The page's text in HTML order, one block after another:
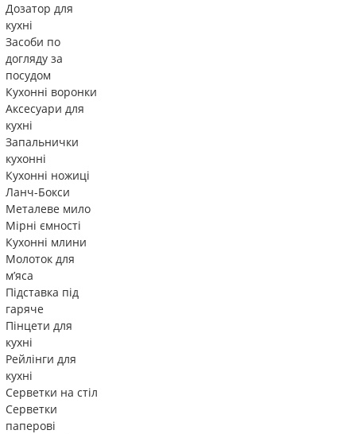
Дозатор для
кухні
Засоби по
догляду за
посудом
Кухонні воронки
Аксесуари для
кухні
Запальнички
кухонні
Кухонні ножиці
Ланч-Бокси
Металеве мило
Мірні ємності
Кухонні млини
Молоток для
м’яса
Підставка під
гаряче
Пінцети для
кухні
Рейлінги для
кухні
Серветки на стіл
Серветки
паперові